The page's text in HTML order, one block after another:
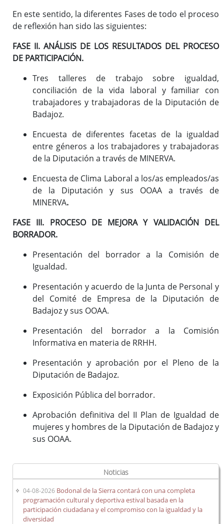
En este sentido, la diferentes Fases de todo el proceso
de reflexión han sido las siguientes:
FASE II. ANÁLISIS DE LOS RESULTADOS DEL PROCESO
DE PARTICIPACIÓN.
Tres talleres de trabajo sobre igualdad,
conciliación de la vida laboral y familiar con
trabajadores y trabajadoras de la Diputación de
Badajoz.
Encuesta de diferentes facetas de la igualdad
entre géneros a los trabajadores y trabajadoras
de la Diputación a través de MINERVA.
Encuesta de Clima Laboral a los/as empleados/as
de la Diputación y sus OOAA a través de
MINERVA.
FASE III. PROCESO DE MEJORA Y VALIDACIÓN DEL
BORRADOR.
Presentación del borrador a la Comisión de
Igualdad.
Presentación y acuerdo de la Junta de Personal y
del Comité de Empresa de la Diputación de
Badajoz y sus OOAA.
Presentación del borrador a la Comisión
Informativa en materia de RRHH.
Presentación y aprobación por el Pleno de la
Diputación de Badajoz.
Exposición Pública del borrador.
Aprobación definitiva del II Plan de Igualdad de
mujeres y hombres de la Diputación de Badajoz y
sus OOAA.
Noticias
04-08-2026 Bodonal de la Sierra contará con una completa
programación cultural y deportiva estival basada en la
participación ciudadana y el compromiso con la igualdad y la
diversidad